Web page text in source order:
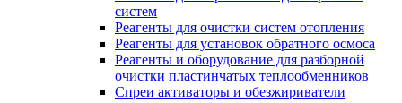
систем
Реагенты для очистки систем отопления
Реагенты для установок обратного осмоса
Реагенты и оборудование для разборной
очистки пластинчатых теплообменников
Спреи активаторы и обезжириватели